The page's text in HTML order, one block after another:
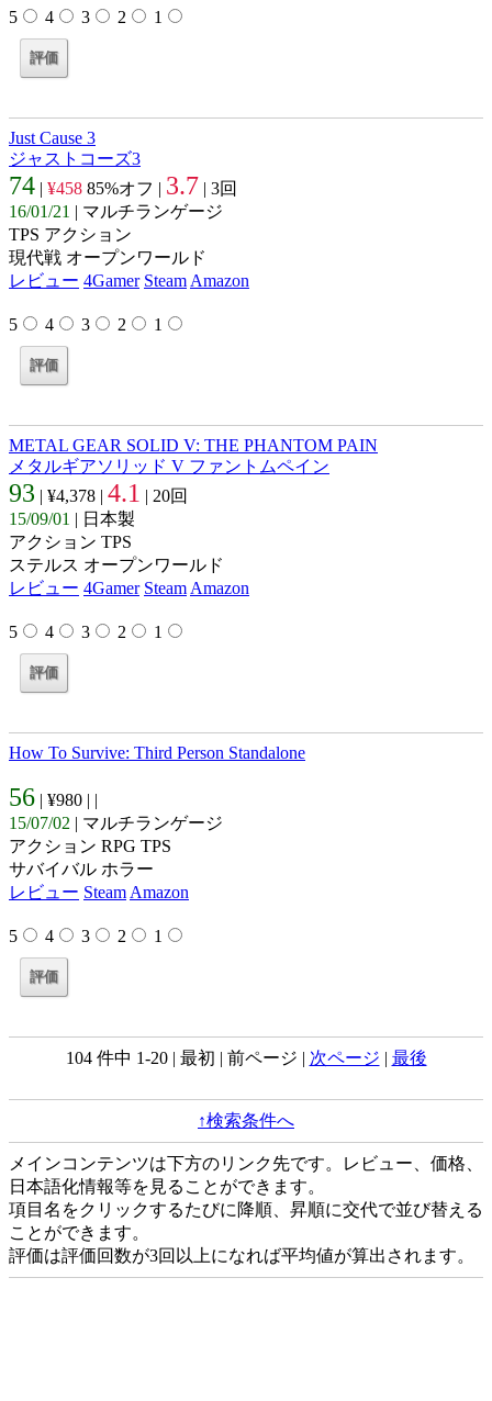
5 4 3 2 1
Just Cause 3
ジャストコーズ3
74 | ¥458 85%オフ | 3.7 | 3回
16/01/21 | マルチランゲージ
TPS アクション
現代戦 オープンワールド
レビュー 4Gamer Steam Amazon
5 4 3 2 1
METAL GEAR SOLID V: THE PHANTOM PAIN
メタルギアソリッド V ファントムペイン
93 | ¥4,378 | 4.1 | 20回
15/09/01 | 日本製
アクション TPS
ステルス オープンワールド
レビュー 4Gamer Steam Amazon
5 4 3 2 1
How To Survive: Third Person Standalone
56 | ¥980 | |
15/07/02 | マルチランゲージ
アクション RPG TPS
サバイバル ホラー
レビュー Steam Amazon
5 4 3 2 1
104 件中 1-20 | 最初 | 前ページ | 次ページ | 最後
↑検索条件へ
メインコンテンツは下方のリンク先です。レビュー、価格、
日本語化情報等を見ることができます。
項目名をクリックするたびに降順、昇順に交代で並び替える
ことができます。
評価は評価回数が3回以上になれば平均値が算出されます。